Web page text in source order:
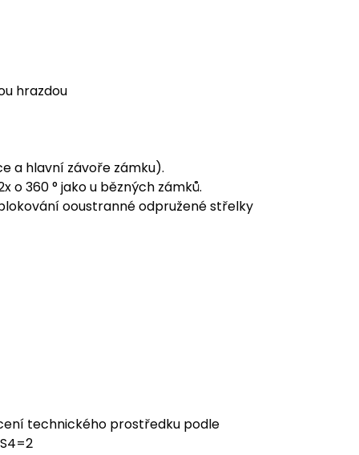
hrazdou
a hlavní závoře zámku).
360 ° jako u bězných zámků.
ooustranné odpružené střelky
technického prostředku podle